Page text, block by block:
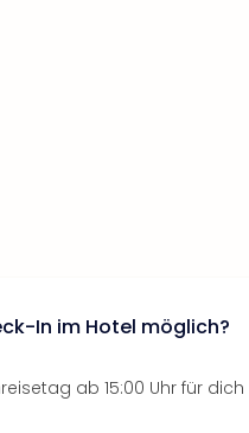
In im Hotel möglich?
ab 15:00 Uhr für dich